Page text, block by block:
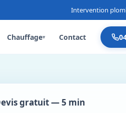
Intervention
Chauffage▾ Contact
gratuit — 5 min